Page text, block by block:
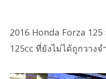
2016 Honda Forza
125cc ที่ยังไม่ได้ถูกวาง